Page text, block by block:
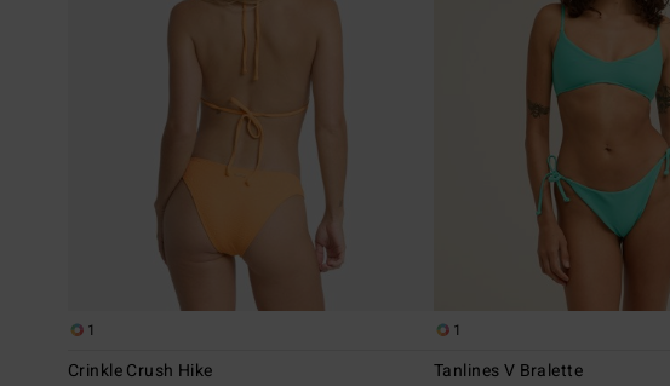
1
Crinkle Crush Hike
1
Tanlines V Bralette